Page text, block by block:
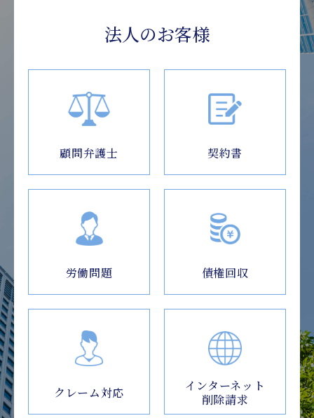
法人のお客様
顧問弁護士 契約書
労働問題 債権回収
クレーム対応
インターネット
削除請求